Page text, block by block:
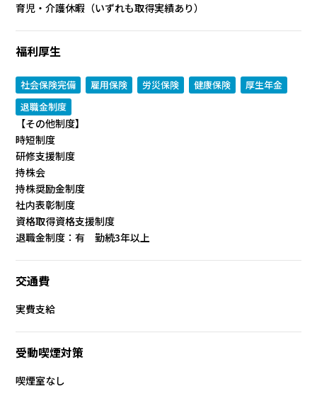
育児・介護休暇（いずれも取得実績あり）
福利厚生
社会保険完備 雇用保険 労災保険 健康保険
厚生年金
退職金制度
【その他制度】
時短制度
研修支援制度
持株会
持株奨励金制度
社内表彰制度
資格取得資格支援制度
退職金制度：有 勤続3年以上
交通費
実費支給
受動喫煙対策
喫煙室なし